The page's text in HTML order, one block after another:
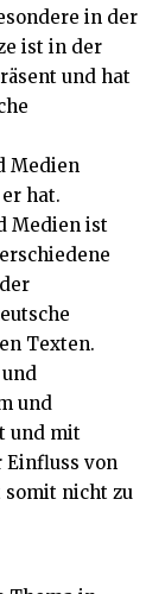
in der
ist in der
und hat
Medien
hat.
Medien ist
Texten.
und
und mit
Einfluss von
somit nicht zu